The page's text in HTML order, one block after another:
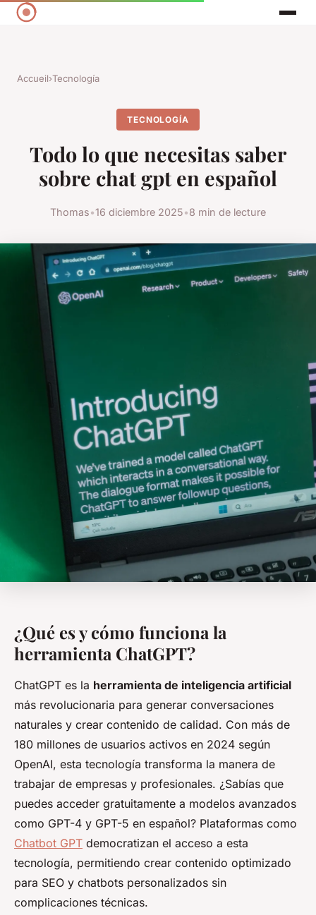
Accueil›Tecnología
TECNOLOGÍA
Todo lo que necesitas saber
sobre chat gpt en español
Thomas•16 diciembre 2025•8 min de lecture
¿Qué es y cómo funciona la
herramienta ChatGPT?
ChatGPT es la herramienta de inteligencia artificial
más revolucionaria para generar conversaciones
naturales y crear contenido de calidad. Con más de
180 millones de usuarios activos en 2024 según
OpenAI, esta tecnología transforma la manera de
trabajar de empresas y profesionales. ¿Sabías que
puedes acceder gratuitamente a modelos avanzados
como GPT-4 y GPT-5 en español? Plataformas como
Chatbot GPT democratizan el acceso a esta
tecnología, permitiendo crear contenido optimizado
para SEO y chatbots personalizados sin
complicaciones técnicas.